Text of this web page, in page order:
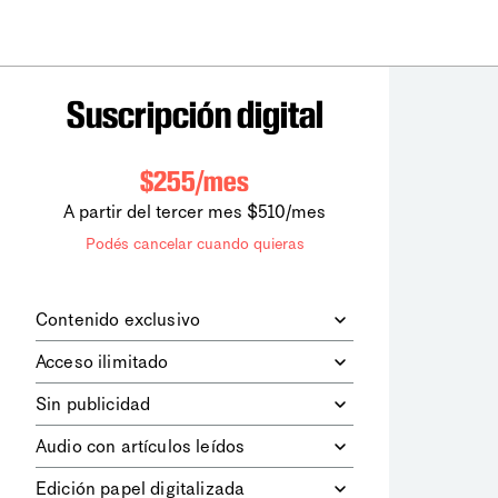
Suscripción digital
$255/mes
A partir del tercer mes $510/mes
Podés cancelar cuando quieras
Contenido exclusivo
digitales dela diaria
los contenidos de Le Monde
diplomatique.
Acceso ilimitado
contenidos.
Sin publicidad
publicitarios.
Audio con artículos leídos
Edición papel digitalizada